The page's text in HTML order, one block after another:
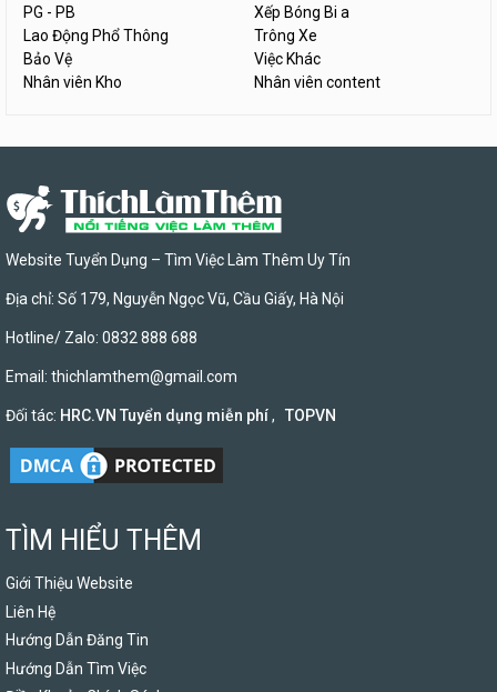
PG - PB
Xếp Bóng Bi a
Lao Động Phổ Thông
Trông Xe
Bảo Vệ
Việc Khác
Nhân viên Kho
Nhân viên content
Website Tuyển Dụng – Tìm Việc Làm Thêm Uy Tín
Địa chỉ: Số 179, Nguyễn Ngọc Vũ, Cầu Giấy, Hà Nội
Hotline/ Zalo: 0832 888 688
Email: thichlamthem@gmail.com
Đối tác: HRC.VN Tuyển dụng miễn phí, TOPVN
TÌM HIỂU THÊM
Giới Thiệu Website
Liên Hệ
Hướng Dẫn Đăng Tin
Hướng Dẫn Tìm Việc